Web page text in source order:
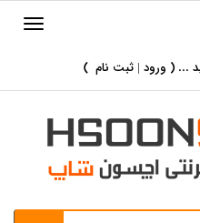
... ( ورود | ثبت نام )